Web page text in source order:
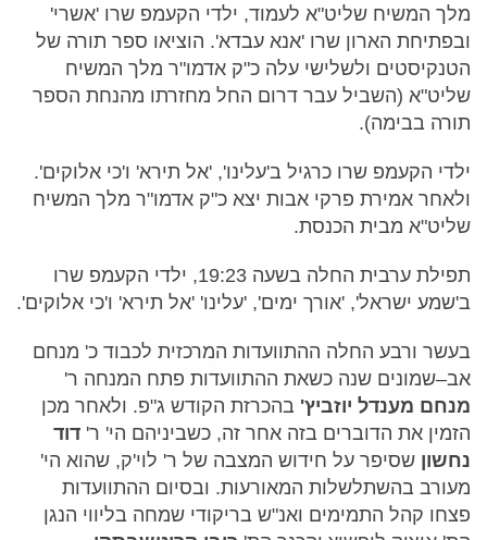
מלך המשיח שליט"א לעמוד, ילדי הקעמפ שרו 'אשרי'
ובפתיחת הארון שרו 'אנא עבדא'. הוציאו ספר תורה של
הטנקיסטים ולשלישי עלה כ"ק אדמו"ר מלך המשיח
שליט"א (השביל עבר דרום החל מחזרתו מהנחת הספר
תורה בבימה).
ילדי הקעמפ שרו כרגיל ב'עלינו', 'אל תירא' ו'כי אלוקים'.
ולאחר אמירת פרקי אבות יצא כ"ק אדמו"ר מלך המשיח
שליט"א מבית הכנסת.
תפילת ערבית החלה בשעה 19:23, ילדי הקעמפ שרו
ב'שמע ישראל', 'אורך ימים', 'עלינו' 'אל תירא' ו'כי אלוקים'.
בעשר ורבע החלה ההתוועדות המרכזית לכבוד כ' מנחם
אב–שמונים שנה כשאת ההתוועדות פתח המנחה ר'
מנחם מענדל יוזביץ' בהכרזת הקודש ג"פ. ולאחר מכן
הזמין את הדוברים בזה אחר זה, כשביניהם הי' ר' דוד
נחשון שסיפר על חידוש המצבה של ר' לוי'ק, שהוא הי'
מעורב בהשתלשלות המאורעות. ובסיום ההתוועדות
פצחו קהל התמימים ואנ"ש בריקודי שמחה בליווי הנגן